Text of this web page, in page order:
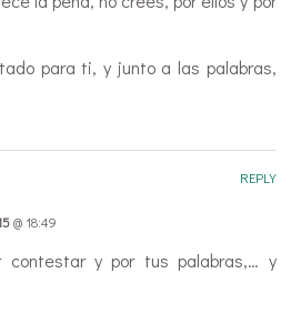
para ti, y junto a las palabras,
@ 18:49
contestar y por tus palabras,… y
REPLY